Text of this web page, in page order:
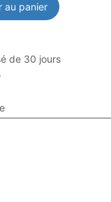
au panier
de 30 jours